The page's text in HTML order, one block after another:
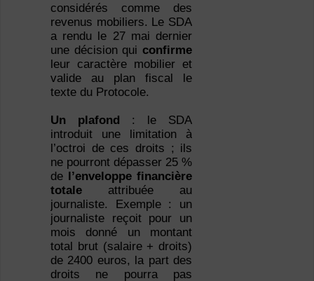
considérés comme des
revenus mobiliers. Le SDA
a rendu le 27 mai dernier
une décision quiconfirme
leur caractère mobilier et
valide au plan fiscal le
texte du Protocole.
Un plafond
: le SDA
introduit une limitation à
l’octroi de ces droits ; ils
ne pourront dépasser 25 %
de
l’enveloppe financière
totaleattribuée au
journaliste. Exemple : un
journaliste reçoit pour un
mois donné un montant
total brut (salaire + droits)
de 2400 euros, la part des
droits ne pourra pas